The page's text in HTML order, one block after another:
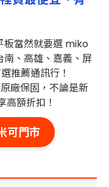
板當然就要選 miko
、高雄、嘉義、屏
推薦通訊行！
廠保固，不論是新
額折扣！
可門市